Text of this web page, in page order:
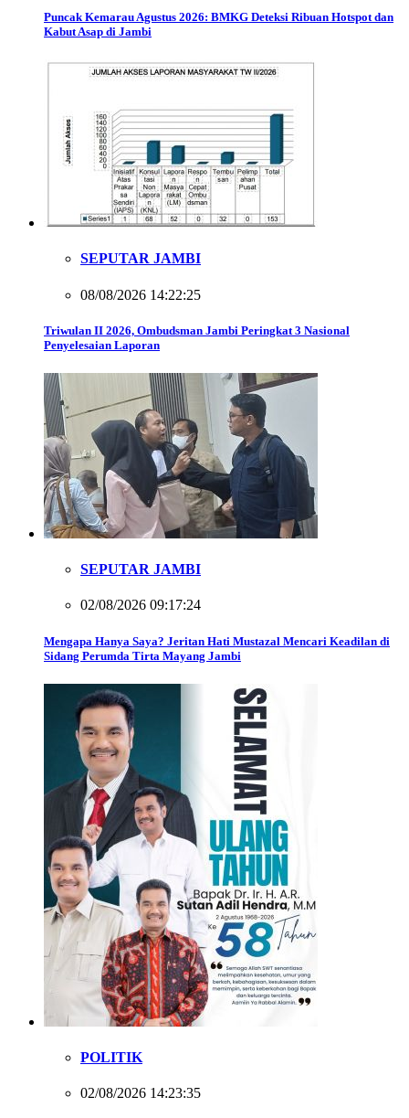
Puncak Kemarau Agustus 2026: BMKG Deteksi Ribuan Hotspot dan
Kabut Asap di Jambi
SEPUTAR JAMBI
08/08/2026 14:22:25
Triwulan II 2026, Ombudsman Jambi Peringkat 3 Nasional
Penyelesaian Laporan
SEPUTAR JAMBI
02/08/2026 09:17:24
Mengapa Hanya Saya? Jeritan Hati Mustazal Mencari Keadilan di
Sidang Perumda Tirta Mayang Jambi
POLITIK
02/08/2026 14:23:35